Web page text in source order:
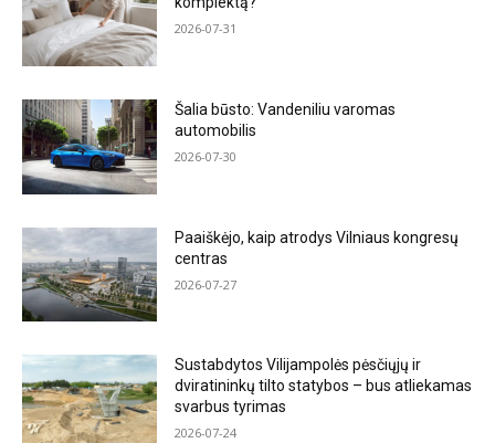
2026-07-31
Šalia būsto: Vandeniliu varomas
automobilis
2026-07-30
Paaiškėjo, kaip atrodys Vilniaus kongresų
centras
2026-07-27
Sustabdytos Vilijampolės pėsčiųjų ir
dviratininkų tilto statybos – bus atliekamas
svarbus tyrimas
2026-07-24